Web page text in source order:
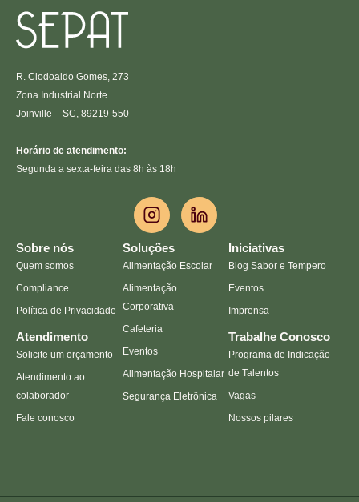
R. Clodoaldo Gomes, 273
Zona Industrial Norte
Joinville – SC, 89219-550
Horário de atendimento:
Segunda a sexta-feira das 8h às 18h
Sobre nós
Quem somos
Compliance
Política de Privacidade
Atendimento
Solicite um orçamento
Atendimento ao
colaborador
Fale conosco
Soluções
Alimentação Escolar
Alimentação
Corporativa
Cafeteria
Eventos
Alimentação Hospitalar
Segurança Eletrônica
Iniciativas
Blog Sabor e Tempero
Eventos
Imprensa
Trabalhe Conosco
Programa de Indicação
de Talentos
Vagas
Nossos pilares